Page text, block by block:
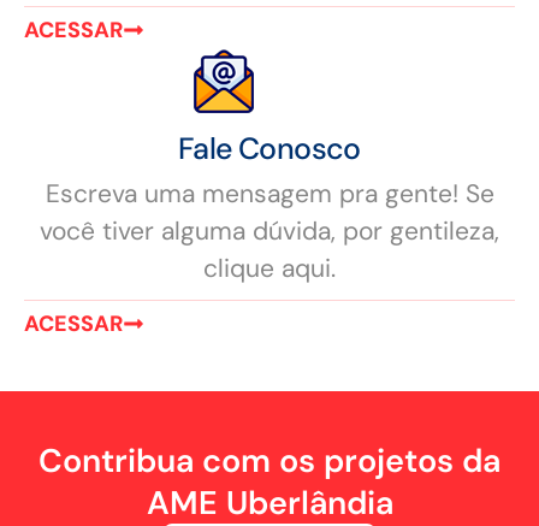
ACESSAR
Fale Conosco
Escreva uma mensagem pra gente! Se
você tiver alguma dúvida, por gentileza,
clique aqui.
ACESSAR
Contribua com os projetos da
AME Uberlândia